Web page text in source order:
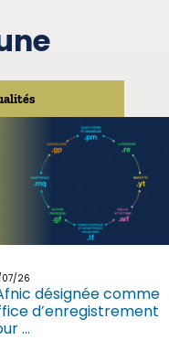
26
désignée comme
d’enregistrement
...